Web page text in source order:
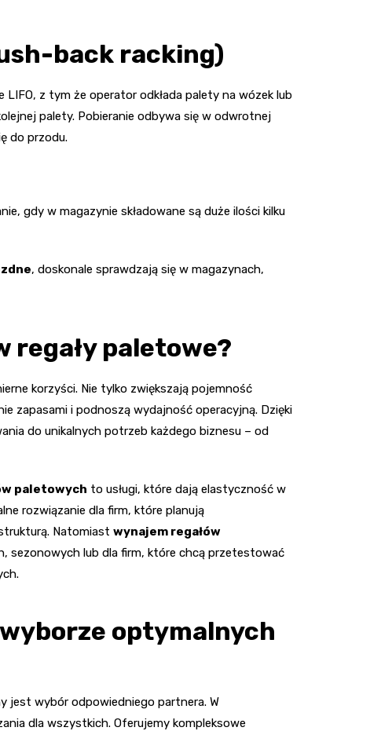
back racking)
LIFO, z tym że operator odkłada palety na wózek lub
palety. Pobieranie odbywa się w odwrotnej
do przodu.
gdy w magazynie składowane są duże ilości kilku
, doskonale sprawdzają się w magazynach,
regały paletowe?
korzyści. Nie tylko zwiększają pojemność
zapasami i podnoszą wydajność operacyjną. Dzięki
do unikalnych potrzeb każdego biznesu – od
paletowych to usługi, które dają elastyczność w
rozwiązanie dla firm, które planują
Natomiast wynajem regałów
sezonowych lub dla firm, które chcą przetestować
optymalnych
jest wybór odpowiedniego partnera. W
dla wszystkich. Oferujemy kompleksowe